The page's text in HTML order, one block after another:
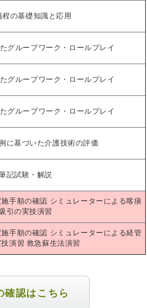
程の基礎知識と応用
グループワーク・ロールプレイ
グループワーク・ロールプレイ
グループワーク・ロールプレイ
に基づいた介護技術の評価
記試験・解説
手順の確認 シミュレーターによる喀痰
引の実技演習
手順の確認 シミュレーターによる経管
演習 救急蘇生法演習
確認はこちら